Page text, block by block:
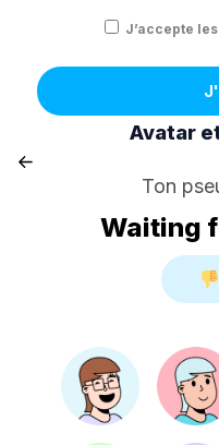
J’accepte
Avatar
Ton
Waiting